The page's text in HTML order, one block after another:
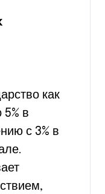
как
5% в
с 3% в